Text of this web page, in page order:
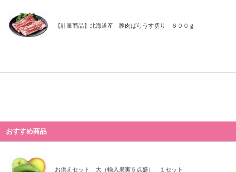
【計量商品】北海道産 豚肉ばらうす切り ６００ｇ
おすすめ商品
お供えセット 大（輸入果実５点盛） １セット